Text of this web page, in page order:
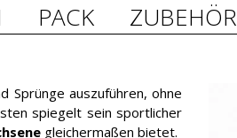
PACK ZUBEHÖR
Sprünge auszuführen, ohne
spiegelt sein sportlicher
gleichermaßen bietet.